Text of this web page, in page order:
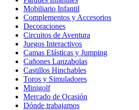
Mobiliario Infantil
Complementos y Accesorios
Decoraciones
Circuitos de Aventura
Juegos Interactivos
Camas Elásticas y Jumping
Cañones Lanzabolas
Castillos Hinchables
Toros y Simuladores
Minigolf
Mercado de Ocasión
Dónde trabajamos